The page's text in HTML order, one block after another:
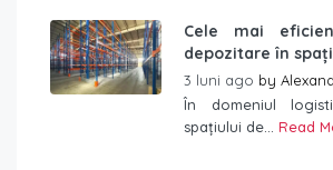
Cele mai
depozitare în
3 luni ago by
În domeniul
spațiului de... Read